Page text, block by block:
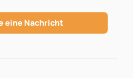
eine Nachricht